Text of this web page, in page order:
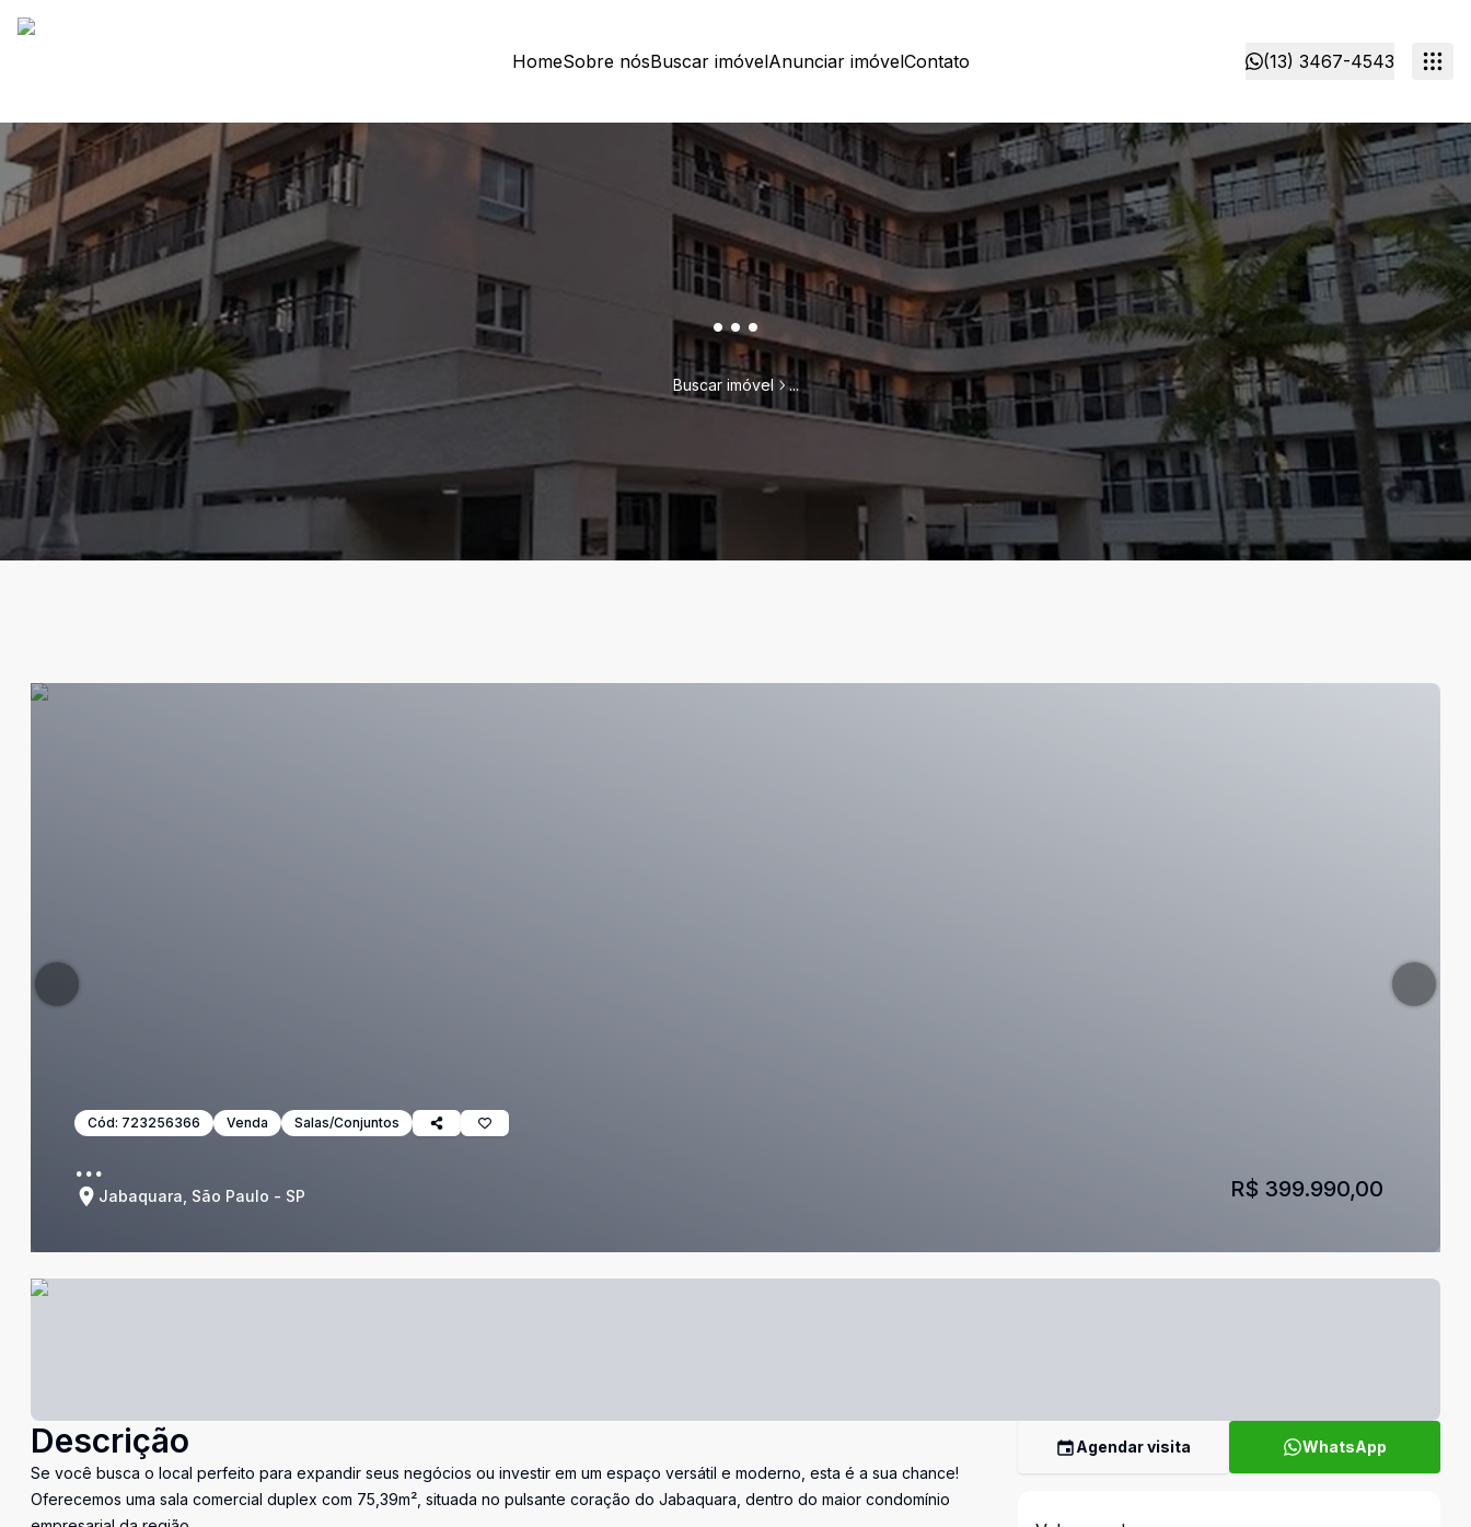
HomeSobre nósBuscar imóvelAnunciar imóvelContato (13) 3467-4543
...
Buscar imóvel ...
Cód: 723256366 Venda Salas/Conjuntos
...
Jabaquara, São Paulo - SP R$ 399.990,00
Descrição
Se você busca o local perfeito para expandir seus negócios ou investir em um espaço versátil e moderno, esta é a sua chance!
Oferecemos uma sala comercial duplex com 75,39m², situada no pulsante coração do Jabaquara, dentro do maior condomínio
Agendar visita WhatsApp